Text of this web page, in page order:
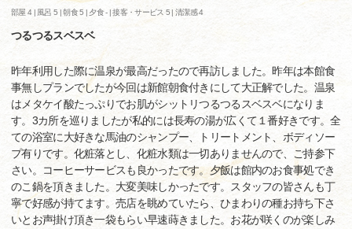
部屋 4 | 風呂 5 |朝食 5 | 夕食 - |接客・サービス 5 |清潔感 4
つるつるスベスベ
昨年利用した際に温泉が最高だったので再訪しました。昨年は本館食
事無しプランでしたが今回は新館朝食付きにして大正解でした。温泉
はメタケイ酸たっぷりでお肌がシットリつるつるスベスベになりま
す。3カ所を巡りましたが私的には長寿の湯が広くて１番好きです。全
ての浴室に大好きな馬油のシャンプー、トリートメント、ボディソー
プ有りです。化粧落とし、化粧水類は一切ありませんので、ご持参下
さい。コーヒーサービスも良かったです。夕飯は館内のお食事処でき
のこ鍋を頂きました。大変美味しかったです。スタッフの皆さんも丁
寧で好感が持てます。売店を眺めていたら、ひまわりの種お持ち下さ
いとお声掛け頂き一袋もらい早速蒔きました。お花が咲くのが楽しみ